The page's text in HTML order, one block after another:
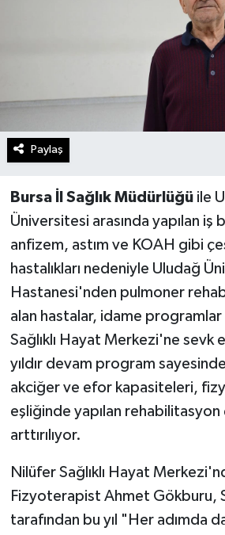
Paylaş
Bursa İl Sağlık Müdürlüğü ile
Üniversitesi arasında yapılan iş
anfizem, astım ve KOAH gibi
hastalıkları nedeniyle Uludağ
Hastanesi'nden pulmoner
alan hastalar, idame
Sağlıklı Hayat Merkezi'ne sevk
yıldır devam program
akciğer ve efor kapasiteleri,
eşliğinde yapılan rehabilitasyon
arttırılıyor.
Nilüfer Sağlıklı Hayat
Fizyoterapist Ahmet Gökburu,
tarafından bu yıl "Her adımda